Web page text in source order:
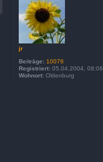
jr
Beiträge: 10076
Registriert: 05.04.2004, 08:06
Wohnort: Oldenburg